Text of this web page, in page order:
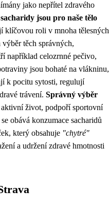
jako nepřítel zdravého
sacharidy jsou pro naše tělo
klíčovou roli v mnoha tělesných
těch správných,
například celozrnné pečivo,
jsou bohaté na vlákninu,
k pocitu sytosti, regulují
trávení. Správný výběr
život, podpoří sportovní
obává konzumace sacharidů
který obsahuje "chytré"
a udržení zdravé hmotnosti